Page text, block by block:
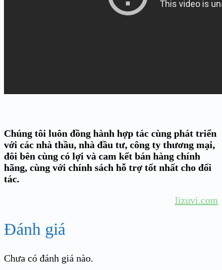
Chúng tôi luôn đồng hành hợp tác cùng phát triển
với các nhà thầu, nhà đầu tư, công ty thương mại,
đôi bên cùng có lợi và cam kết bán hàng chính
hãng, cùng với chính sách hỗ trợ tốt nhất cho đối
tác.
lizuvi.com
Đánh giá
Chưa có đánh giá nào.